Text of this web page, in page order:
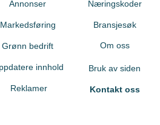
Annonser
Markedsføring
Grønn bedrift
innhold
Reklamer
Næringskoder
Bransjesøk
Om oss
Bruk av siden
Kontakt oss